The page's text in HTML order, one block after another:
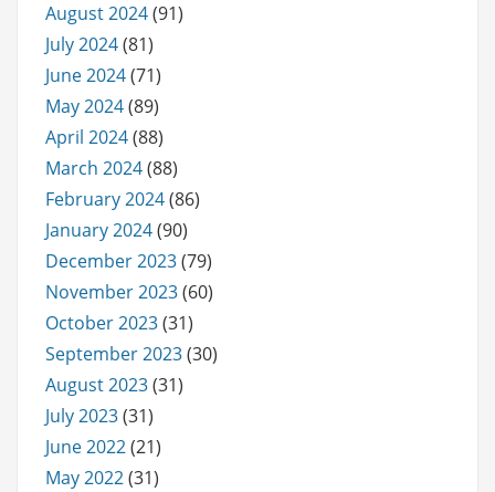
August 2024(91)
July 2024(81)
June 2024(71)
May 2024(89)
April 2024(88)
March 2024(88)
February 2024(86)
January 2024(90)
December 2023(79)
November 2023(60)
October 2023(31)
September 2023(30)
August 2023(31)
July 2023(31)
June 2022(21)
May 2022(31)